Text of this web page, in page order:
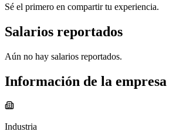
Sé el primero en compartir tu experiencia.
Salarios reportados
Aún no hay salarios reportados.
Información de la empresa
Industria